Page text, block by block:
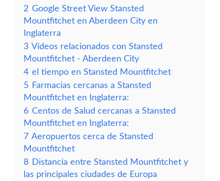
2 Google Street View Stansted
Mountfitchet en Aberdeen City en
Inglaterra
3 Vídeos relacionados con Stansted
Mountfitchet - Aberdeen City
4 el tiempo en Stansted Mountfitchet
5 Farmacias cercanas a Stansted
Mountfitchet en Inglaterra:
6 Centos de Salud cercanas a Stansted
Mountfitchet en Inglaterra:
7 Aeropuertos cerca de Stansted
Mountfitchet
8 Distancia entre Stansted Mountfitchet y
las principales ciudades de Europa